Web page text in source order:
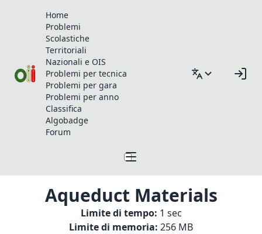
Home
Problemi
Scolastiche
Territoriali
Nazionali e OIS
Problemi per tecnica
Problemi per gara
Problemi per anno
Classifica
Algobadge
Forum
Aqueduct Materials
Limite di tempo: 1 sec
Limite di memoria: 256 MB